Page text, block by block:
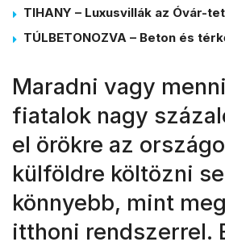
TIHANY – Luxusvillák az Óvár-
TÚLBETONOZVA – Beton és
Maradni vagy
fiatalok nagy
el örökre az
külföldre költözni
könnyebb, mint
itthoni rendszerrel.